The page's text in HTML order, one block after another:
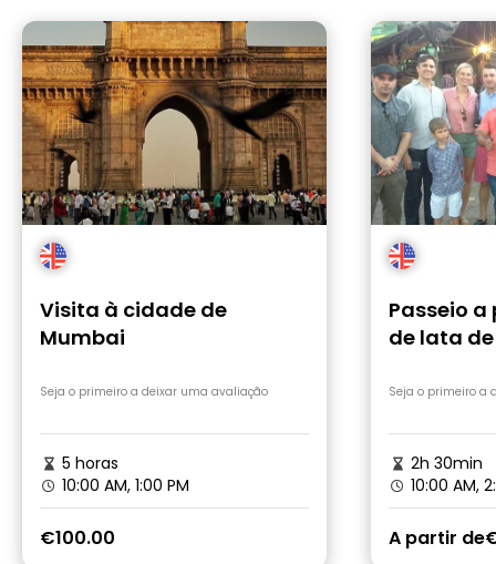
Visita à cidade de
Mumbai
Seja o primeiro a deixar uma avaliação
5 horas
10:00 AM, 1:00 PM
€100.00
Passeio a
de lata
Seja o primeiro a
2h 30min
10:00 AM,
A partir de